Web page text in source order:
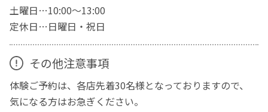
土曜日…10:00～13:00
定休日…日曜日・祝日
その他注意事項
体験ご予約は、各店先着30名様となっておりますので、
気になる方はお急ぎください。